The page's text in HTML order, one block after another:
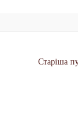
Старіша